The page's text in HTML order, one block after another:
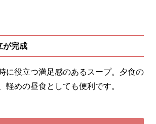
が完成
に役立つ満足感のあるスープ。夕食の
軽めの昼食としても便利です。